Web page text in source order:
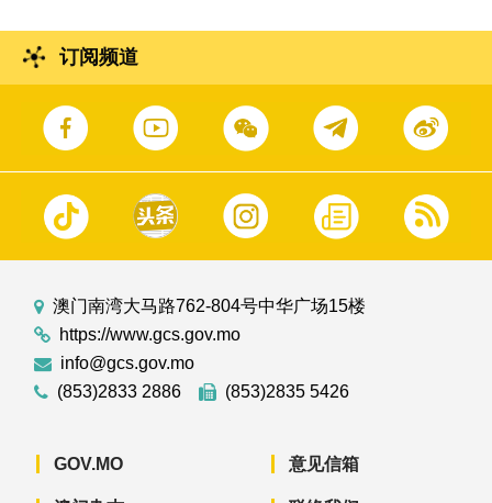
订阅频道
澳门南湾大马路762-804号中华广场15楼
https://www.gcs.gov.mo
info@gcs.gov.mo
(853)2833 2886
(853)2835 5426
GOV.MO 意见信箱